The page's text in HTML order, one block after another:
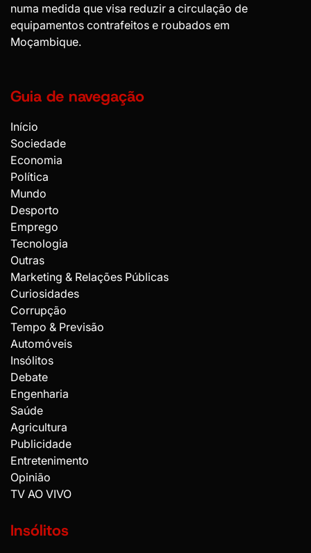
numa medida que visa reduzir a circulação de
equipamentos contrafeitos e roubados em
Moçambique.
Guia de navegação
Início
Sociedade
Economia
Política
Mundo
Desporto
Emprego
Tecnologia
Outras
Marketing & Relações Públicas
Curiosidades
Corrupção
Tempo & Previsão
Automóveis
Insólitos
Debate
Engenharia
Saúde
Agricultura
Publicidade
Entretenimento
Opinião
TV AO VIVO
Insólitos